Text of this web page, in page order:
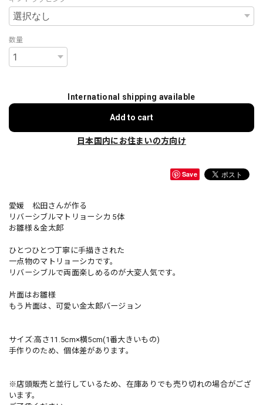
数量
International shipping available
Add to cart
日本国内にお住まいの方向け
Save
愛媛 松田さんが作る
リバーシブルマトリョーシカ 5体
お雛様＆金太郎
ひとつひとつ丁寧に手描きされた
一点物のマトリョーシカです。
リバーシブルで両面楽しめるのが大変人気です。
片面はお雛様
もう片面は、可愛い金太郎バージョン
サイズ:高さ11.5cm×横5cm(1番大きいもの)
手作りのため、個体差があります。
※店頭販売と並行しているため、在庫ありでも売り切れの場合がござ
います。